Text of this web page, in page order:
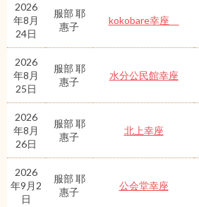
2026
年8月
24日
服部 耶
惠子
kokobare幸座
2026
年8月
25日
服部 耶
惠子
水分公民館幸座
2026
年8月
26日
服部 耶
惠子
北上幸座
2026
年9月2
日
服部 耶
惠子
公会堂幸座